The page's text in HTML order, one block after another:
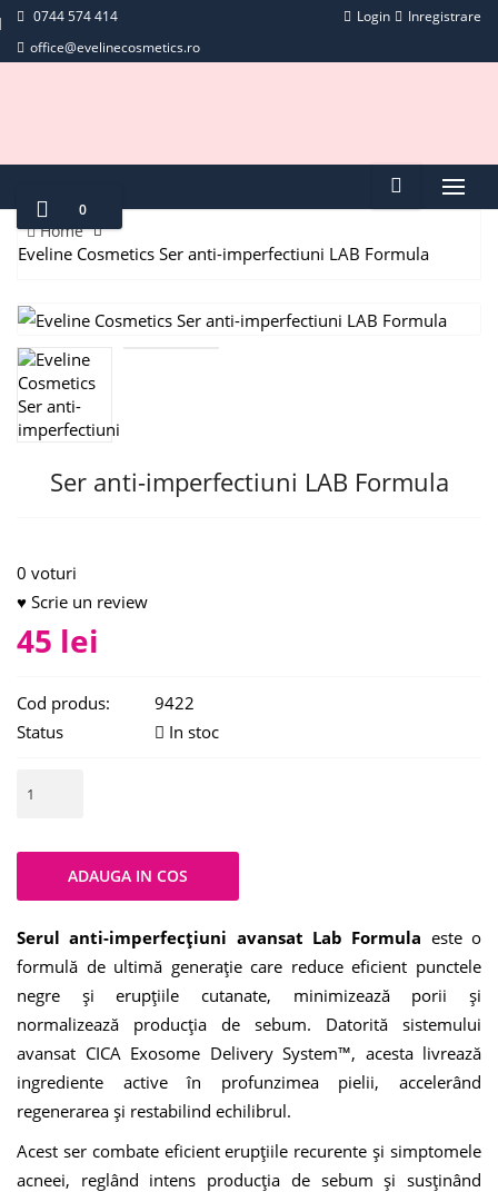
0744 574 414
office@evelinecosmetics.ro
Login Inregistrare
0
Home
Eveline Cosmetics Ser anti-imperfectiuni LAB Formula
Ser anti-imperfectiuni LAB Formula
0 voturi
♥ Scrie un review
45 lei
Cod produs:
9422
Status
In stoc
Serul anti-imperfecțiuni avansat Lab Formula este o
formulă de ultimă generație care reduce eficient punctele
negre și erupțiile cutanate, minimizează porii și
normalizează producția de sebum. Datorită sistemului
avansat CICA Exosome Delivery System™, acesta livrează
ingrediente active în profunzimea pielii, accelerând
regenerarea și restabilind echilibrul.
Acest ser combate eficient erupțiile recurente și simptomele
acneei, reglând intens producția de sebum și susținând